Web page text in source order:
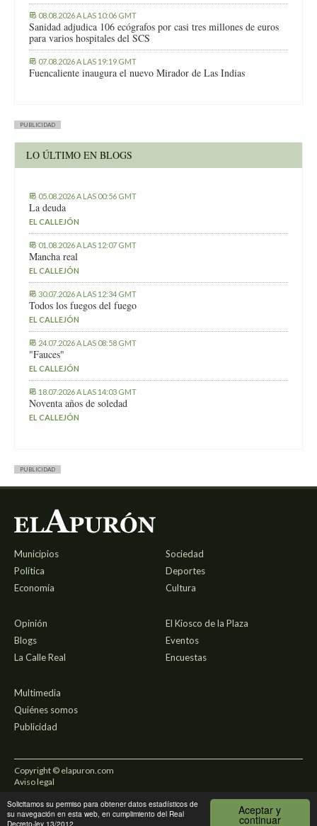
Aceptar y
continuar
Solicitamos su permiso para obtener datos estadísticos de
su navegación en esta web, en cumplimiento del Real
Decreto-ley 13/2012.
08.08.2026 A LAS 10:06 GMT
Sanidad adjudica 106 ecógrafos por casi tres millones de euros
para varios hospitales del SCS
07.08.2026 A LAS 19:19 GMT
Fuencaliente inaugura el nuevo Mirador de Las Indias
PUBLICIDAD
LO ÚLTIMO EN BLOGS
05.08.2026 A LAS 00:56 GMT
La deuda
EL CALLEJÓN
01.08.2026 A LAS 12:07 GMT
Mancha real
EL CALLEJÓN
30.07.2026 A LAS 12:34 GMT
Todos los fuegos del fuego
EL CALLEJÓN
24.07.2026 A LAS 08:58 GMT
"Fauces"
EL CALLEJÓN
18.07.2026 A LAS 14:03 GMT
Noventa años de soledad
EL CALLEJÓN
PUBLICIDAD
Municipios
Política
Economía
Sociedad
Deportes
Cultura
Opinión
Blogs
La Calle Real
El Kiosco de la Plaza
Eventos
Encuestas
Multimedia
Quiénes somos
Publicidad
Copyright © elapuron.com
Aviso legal
Política de privacidad